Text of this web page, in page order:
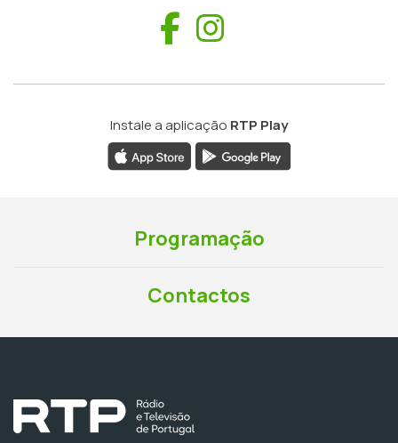
Facebook
Instale a aplicação RTP Play
Programação
Contactos